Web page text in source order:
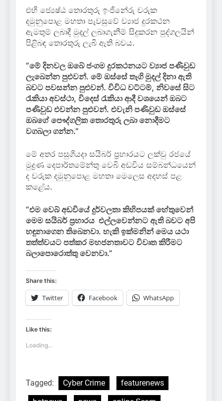
එහි ජ්‍යෙෂ්ඨ තොරතුරු ඉංජිනේරු චරුක
දමුනුපොළ මහතා පැවසුවේ ව්‍යාජ දුරකථන
ඇමතුම් ලබාදී මුදල් ලබාගැනීම් සිදුකරන පුද්ගලයින්
පිළිබඳ තොරතුරු ලැබී ඇති බවය.
“මේ දිනවල ඔබේ ජංගම දුරකථනයට ව්‍යාජ පණිවුඩ
ලැබෙන්න පුළුවන්. මේ ඔස්සේ තෑගි මුදල් දිනා ඇති
බවට පවසන්න පුළුවන්. විවිධ වට්ටම්, නිවසේ සිට
රැකියා අවස්ථා, විදෙස් රැකියා ආදී වශයෙන් ඔබට
පණිවුඩ එවන්න පුළුවන්. එවැනි පණිවුඩ ඔස්සේ
ඔබගේ පෞද්ගලික තොරතුරු ලබා නොදීමට
වගබලා ගන්න.”
මේ අතර පසුගියදා සයිබර් ප්‍රහාරයට ලක්වු රජයේ
මුද්‍රණ දෙපාර්තමේන්තු වෙබි අඩවිය සම්බන්ධයෙන්
ද චරුක දමුනුපොළ මහතා මෙලෙස අදහස් පළ
කළේය.
“එම වෙබ් අඩවියේ දුර්වලතා කිහිපයක් හේතුවෙන්
මෙම සයිබර් ප්‍රහාරය එල්ලවෙන්නට ඇති බවට අපි
හඳුනාගෙන තිබෙනවා. හැකි ඉක්මනින් මෙය යථා
තත්ත්වයට පත්කර මහජනතාවට විවෘත කිරීමට
බලාපොරොත්තු වෙනවා.”
Share this:
Twitter Facebook WhatsApp
Like this:
Loading...
Tagged: Cyber Crime
featurenews